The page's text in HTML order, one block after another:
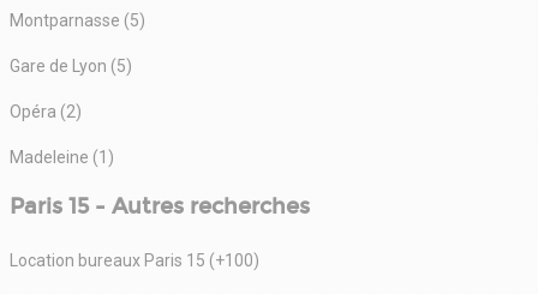
Montparnasse (5)
Gare de Lyon (5)
Opéra (2)
Madeleine (1)
Paris 15 - Autres recherches
Location bureaux Paris 15 (+100)